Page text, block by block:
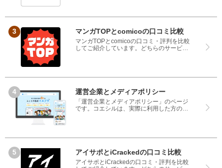
て、iPhone修理工房とiCrackedのどちらを
マンガTOPとcomicoの口コミ比較
マンガTOPとcomicoの口コミ・評判を比較
してご紹介しています。どちらのサービス
てください。
運営企業とメディアポリシー
「運営企業とメディアポリシー」のページ
です。コエシルは、実際に利用した方の口
なく、悪い口コミもしっかり掲載している
さい。
アイサポとiCrackedの口コミ比較
アイサポとiCrackedの口コミ・評判を比較